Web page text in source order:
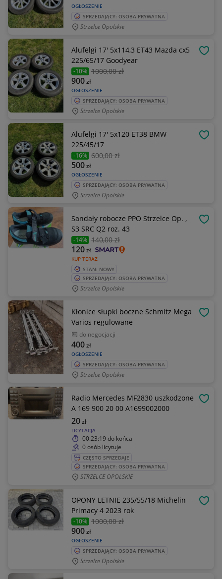
OGŁOSZENIE
SPRZEDAJĄCY: OSOBA PRYWATNA
Strzelce Opolskie
Alufelgi 17' 5x114,3 ET43 Mazda cx5
225/65/17 Goodyear
-10% 1000,00 zł
OGŁOSZENIE
900zł
SPRZEDAJĄCY: OSOBA PRYWATNA
Strzelce Opolskie
Alufelgi 17' 5x120 ET38 BMW
225/45/17
-16% 600,00 zł
OGŁOSZENIE
500zł
SPRZEDAJĄCY: OSOBA PRYWATNA
Strzelce Opolskie
Sandały robocze PPO Strzelce Op. ,
S3 SRC Q2 roz. 43
-14% 140,00 zł
KUP TERAZ
120zł
STAN: NOWY
SPRZEDAJĄCY: OSOBA PRYWATNA
Strzelce Opolskie
Kłonice słupki boczne Schmitz Mega
Varios regulowane
do negocjacji
OGŁOSZENIE
400zł
SPRZEDAJĄCY: OSOBA PRYWATNA
Strzelce Opolskie
Radio Mercedes MF2830 uszkodzone
A 169 900 20 00 A1699002000
LICYTACJA
20zł
00:23:19 do końca
0 osób licytuje
CZĘSTO SPRZEDAJE
SPRZEDAJĄCY: OSOBA PRYWATNA
STRZELCE OPOLSKIE
OPONY LETNIE 235/55/18 Michelin
Primacy 4 2023 rok
-10% 1000,00 zł
OGŁOSZENIE
900zł
SPRZEDAJĄCY: OSOBA PRYWATNA
Strzelce Opolskie